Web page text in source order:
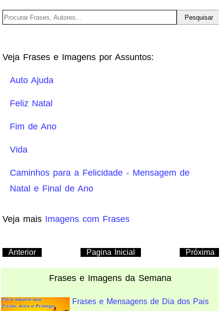
Veja Frases e Imagens por Assuntos:
Auto Ajuda
Feliz Natal
Fim de Ano
Vida
Caminhos para a Felicidade - Mensagem de
Natal e Final de Ano
Veja mais Imagens com Frases
Anterior Próxima
Pagina Inicial
Frases e Imagens da Semana
Frases e Mensagens de Dia dos Pais